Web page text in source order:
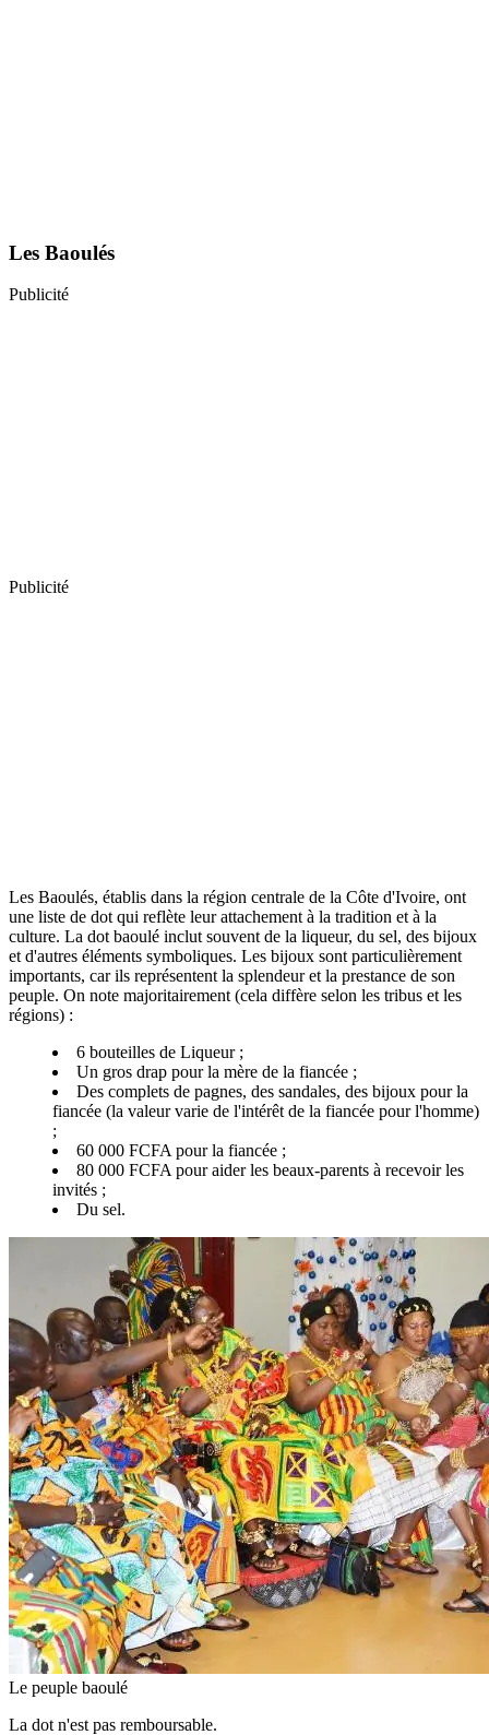
Les Baoulés
Publicité
Publicité
Les Baoulés, établis dans la région centrale de la Côte d'Ivoire, ont
une liste de dot qui reflète leur attachement à la tradition et à la
culture. La dot baoulé inclut souvent de la liqueur, du sel, des bijoux
et d'autres éléments symboliques. Les bijoux sont particulièrement
importants, car ils représentent la splendeur et la prestance de son
peuple. On note majoritairement (cela diffère selon les tribus et les
régions) :
6 bouteilles de Liqueur ;
Un gros drap pour la mère de la fiancée ;
Des complets de pagnes, des sandales, des bijoux pour la
fiancée (la valeur varie de l'intérêt de la fiancée pour l'homme)
;
60 000 FCFA pour la fiancée ;
80 000 FCFA pour aider les beaux-parents à recevoir les
invités ;
Du sel.
Le peuple baoulé
La dot n'est pas remboursable.